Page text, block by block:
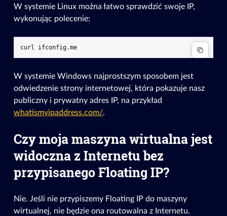
W systemie Linux można łatwo sprawdzić swoje IP,
wykonując polecenie:
W systemie Windows najprostszym sposobem jest
odwiedzenie strony internetowej, która pokazuje nasz
publiczny i prywatny adres IP, na przykład
whatismyipaddress.com/.
Czy moja maszyna wirtualna jest
widoczna z Internetu bez
przypisanego Floating IP?
Nie. Jeśli nie przypiszemy Floating IP do maszyny
wirtualnej, nie będzie ona routowalna z Internetu.